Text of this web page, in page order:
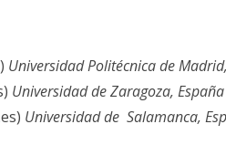
Universidad Politécnica de
Universidad de Zaragoza, España
Universidad de Salamanca,